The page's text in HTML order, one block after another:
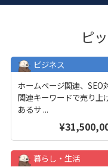
ピ
ビジネス
ホームページ関連、SEO
関連キーワードで売り上
あるサ ...
暮らし・生活